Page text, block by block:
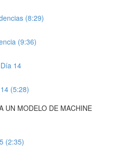
(8:29)
(9:36)
14
(5:28)
UN MODELO DE MACHINE
(2:35)